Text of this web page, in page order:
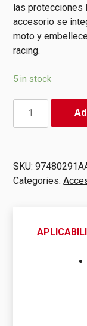
las
accesorio se
moto y
racing.
5 in stock
Para
|
Ducati
|
SKU:
Categories: